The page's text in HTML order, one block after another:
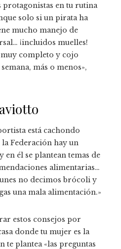
protagonistas en tu rutina
solo si un pirata ha
mucho manejo de
¡incluidos muelles!
completo y cojo
más o menos»,
está cachondo
Federación hay un
en él se plantean temas de
alimentarias…
no decimos brócoli y
una mala alimentación.»
estos consejos por
donde tu mujer es la
te plantea «las preguntas